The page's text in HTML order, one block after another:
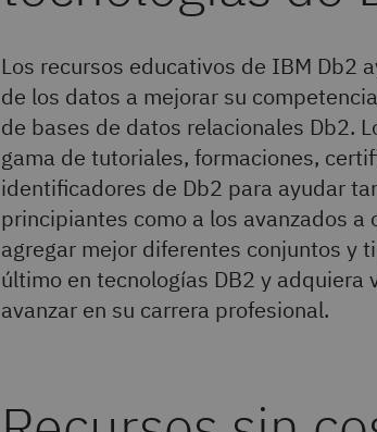
Los recursos educativos de IBM Db2
de los datos a mejorar su
de bases de datos relacionales Db2.
gama de tutoriales, formaciones,
identificadores de Db2 para ayudar
principiantes como a los avanzados a
agregar mejor diferentes conjuntos y
último en tecnologías DB2 y adquiera
avanzar en su carrera profesional.